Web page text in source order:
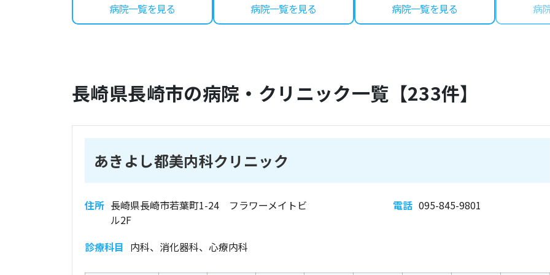
病院一覧を見る 病院一覧を見る 病院一覧を見る 病
長崎県長崎市の病院・クリニック一覧【233件】
あきよし都美内科クリニック
住所 長崎県長崎市若葉町1-24 フラワーメイトビ
ル2F
電話 095-845-9801
診療科目 内科、消化器科、心療内科